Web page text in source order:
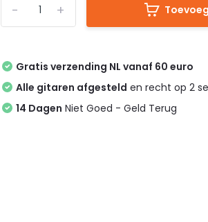
+
-
Gratis verzending NL vanaf 60 euro
Alle gitaren afgesteld en recht op 2
14 Dagen Niet Goed - Geld Terug